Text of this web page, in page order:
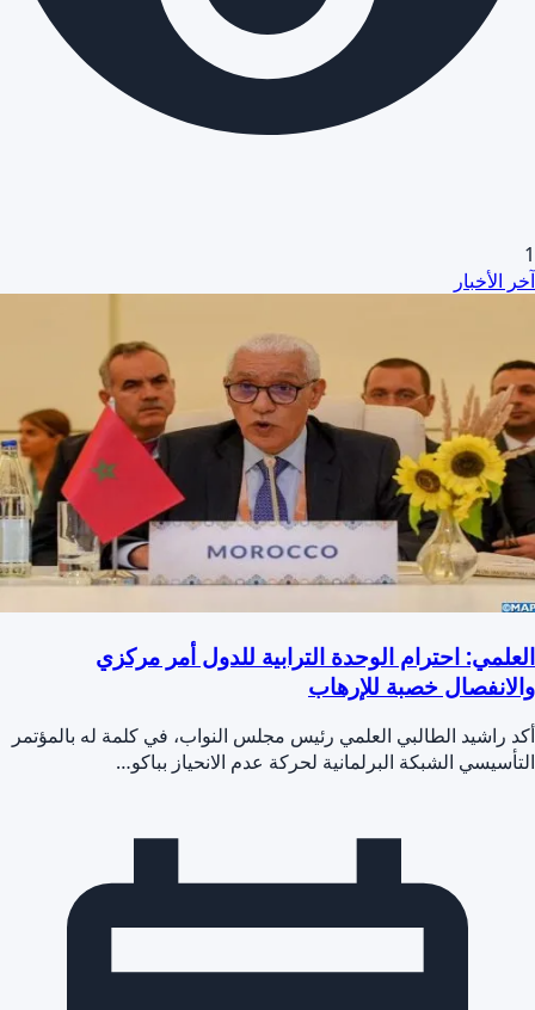
1
آخر الأخبار
العلمي: احترام الوحدة الترابية للدول أمر مركزي
والانفصال خصبة للإرهاب
أكد راشيد الطالبي العلمي رئيس مجلس النواب، في كلمة له بالمؤتمر
التأسيسي الشبكة البرلمانية لحركة عدم الانحياز بباكو…